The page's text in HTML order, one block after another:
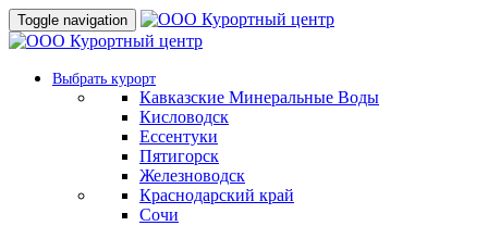
Toggle navigation
Выбрать курорт
Кавказские Минеральные Воды
Кисловодск
Ессентуки
Пятигорск
Железноводск
Краснодарский край
Сочи